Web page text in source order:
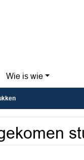
Wie is wie